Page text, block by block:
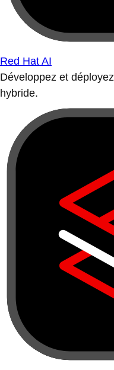
Red Hat AI
Développez et
hybride.